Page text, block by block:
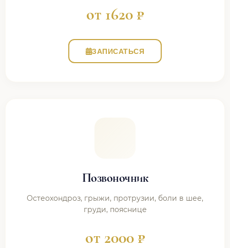
от 1620 ₽
ЗАПИСАТЬСЯ
Позвоночник
Остеохондроз, грыжи, протрузии, боли в шее,
груди, пояснице
от 2000 ₽